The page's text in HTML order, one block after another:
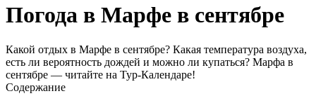
Погода в Марфе в сентябре
Какой отдых в Марфе в сентябре? Какая температура воздуха,
есть ли вероятность дождей и можно ли купаться? Марфа в
сентябре — читайте на Тур-Календаре!
Содержание